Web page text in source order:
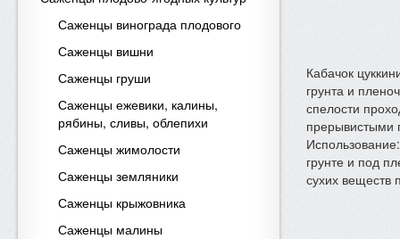
Саженцы винограда плодового
Саженцы вишни
Саженцы груши
Саженцы ежевики, калины,
рябины, сливы, облепихи
Саженцы жимолости
Саженцы земляники
Саженцы крыжовника
Саженцы малины
Кабачок
грунта и
спелости
прерывистыми
грунте и под
сухих веществ